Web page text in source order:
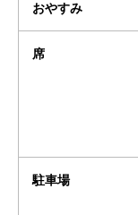
おやすみ
席
駐車場